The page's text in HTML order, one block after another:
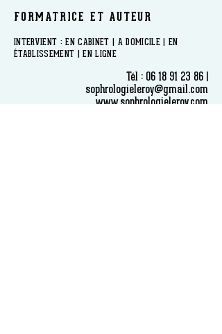
FORMATRICE ET AUTEUR
​INTERVIENT : EN CABINET | A DOMICILE | EN
ÉTABLISSEMENT | EN LIGNE
Tél : 06 18 91 23 86
sophrologieleroy@gmail.com
www.sophrologieleroy.com